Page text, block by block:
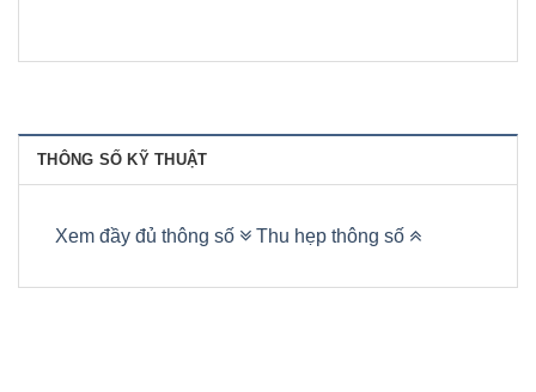
THÔNG SỐ KỸ THUẬT
Xem đầy đủ thông số Thu hẹp thông số